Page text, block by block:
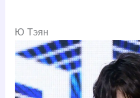
Ю Тэян